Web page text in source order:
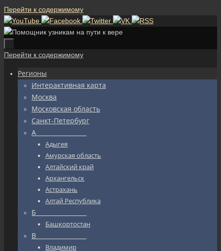
Перейти к содержимому
Перейти к содержимому
Регионы
Интерактивная карта
Москва
Московская область
Санкт-Петербург
А_________________
Адыгея
Амурская область
Алтайский край
Архангельск
Астрахань
Алтай Республика
Б_________________
Башкортостан
В_________________
Владимир